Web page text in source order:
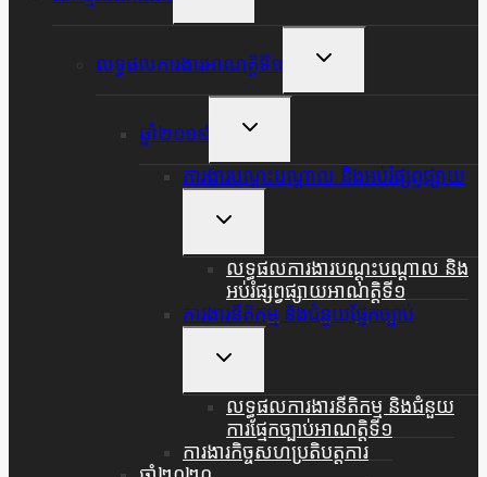
Menu
លទ្ធផលការងារអាណត្តិទី១
Toggle
Menu
ឆ្នាំ២០១៩
Toggle
Menu
ការងារបណ្តុះបណ្តាល និងអប់រំផ្សព្វផ្សាយ
Toggle
Menu
លទ្ធផលការងារបណ្តុះបណ្តាល និង
អប់រំផ្សព្វផ្សាយអាណត្តិទី១
ការងារនីតិកម្ម និងជំនួយផ្នែកច្បាប់
Toggle
Menu
លទ្ធផលការងារនីតិកម្ម និងជំនួយ
ការផ្មែកច្បាប់អាណត្តិទី១
ការងារកិច្ចសហប្រតិបត្តការ